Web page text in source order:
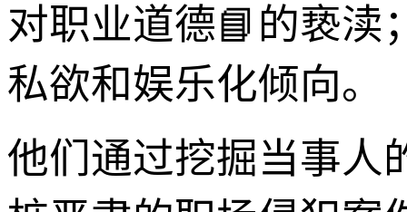
对职业道德📘的亵渎
私欲和娱乐化倾向。
他们通过挖掘当事人